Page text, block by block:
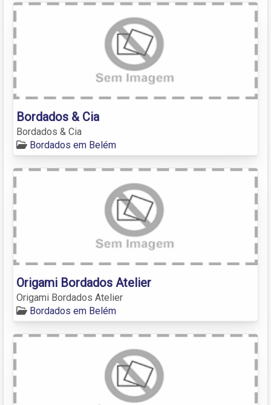
Bordados & Cia
Bordados & Cia
Bordados em Belém
Origami Bordados Atelier
Origami Bordados Atelier
Bordados em Belém